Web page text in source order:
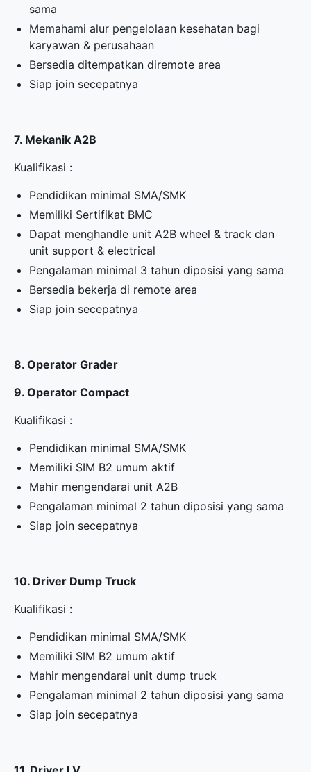
sama
Memahami alur pengelolaan kesehatan bagi
karyawan & perusahaan
Bersedia ditempatkan diremote area
Siap join secepatnya
7. Mekanik A2B
Kualifikasi :
Pendidikan minimal SMA/SMK
Memiliki Sertifikat BMC
Dapat menghandle unit A2B wheel & track dan
unit support & electrical
Pengalaman minimal 3 tahun diposisi yang sama
Bersedia bekerja di remote area
Siap join secepatnya
8. Operator Grader
9. Operator Compact
Kualifikasi :
Pendidikan minimal SMA/SMK
Memiliki SIM B2 umum aktif
Mahir mengendarai unit A2B
Pengalaman minimal 2 tahun diposisi yang sama
Siap join secepatnya
10. Driver Dump Truck
Kualifikasi :
Pendidikan minimal SMA/SMK
Memiliki SIM B2 umum aktif
Mahir mengendarai unit dump truck
Pengalaman minimal 2 tahun diposisi yang sama
Siap join secepatnya